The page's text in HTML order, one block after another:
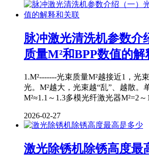
脉冲激光清洗机参数介
质量M²和BPP数值的
1.M²-------光束质量M²越接近1，光
光。M²越大，光束越“乱”、越散。
M²≈1.1～1.3多模光纤激光器M²=2
2026-02-27
激光除锈机除锈高度最